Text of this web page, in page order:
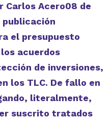
Carlos Acero08 de
el presupuesto
acuerdos
de inversiones,
los TLC. De fallo en
literalmente,
suscrito tratados